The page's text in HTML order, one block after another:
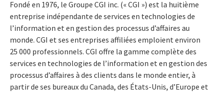
Fondé en 1976, le Groupe CGI inc. (« CGI ») est la huitième
entreprise indépendante de services en technologies de
l’information et en gestion des processus d’affaires au
monde. CGI et ses entreprises affiliées emploient environ
25 000 professionnels. CGI offre la gamme complète des
services en technologies de l’information et en gestion des
processus d’affaires à des clients dans le monde entier, à
partir de ses bureaux du Canada, des États-Unis, d’Europe et